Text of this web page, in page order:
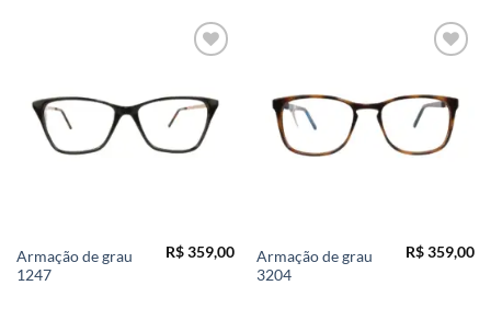
Armação de grau
1247
R$359,00
Armação de grau
3204
R$359,00